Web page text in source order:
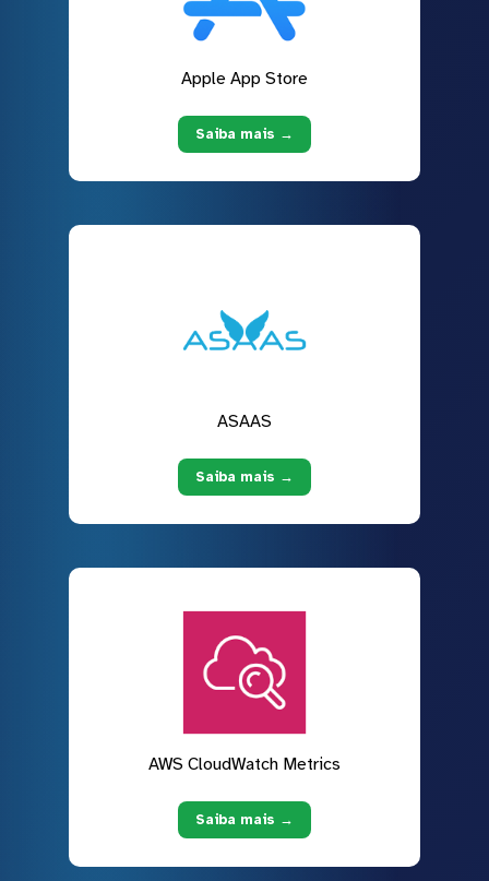
Apple App Store
Saiba mais →
ASAAS
Saiba mais →
AWS CloudWatch Metrics
Saiba mais →